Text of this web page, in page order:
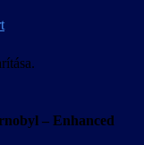
– Enhanced